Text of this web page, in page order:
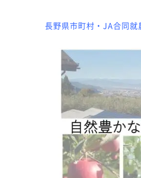
長野県市町村・JA合同就